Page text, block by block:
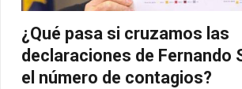
¿Qué pasa si cruzamos las
declaraciones de Fernando
el número de contagios?